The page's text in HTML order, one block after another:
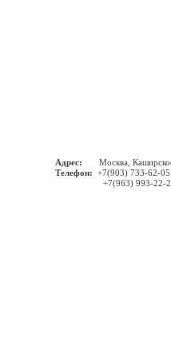
Адрес: Москва,
Телефон: +7(903) 733-62-05
+7(963) 993-22-